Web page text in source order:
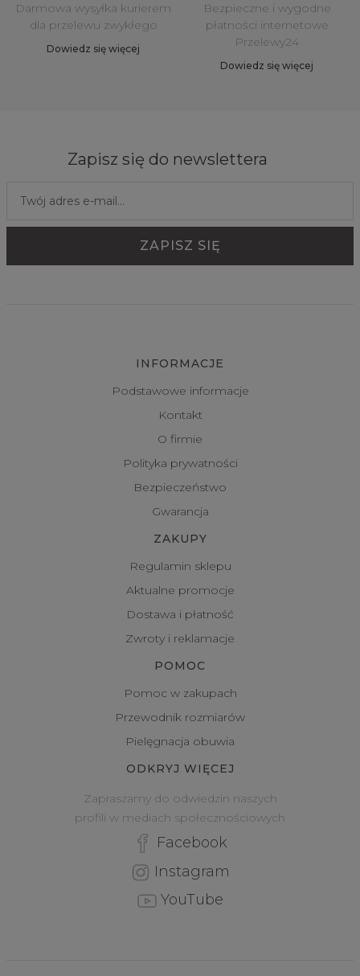
Darmowa wysyłka kurierem
dla przelewu zwykłego
Dowiedz się więcej
Bezpieczne i wygodne
płatności internetowe
Przelewy24
Dowiedz się więcej
Zapisz się do newslettera
INFORMACJE
Podstawowe informacje
Kontakt
O firmie
Polityka prywatności
Bezpieczeństwo
Gwarancja
ZAKUPY
Regulamin sklepu
Aktualne promocje
Dostawa i płatność
Zwroty i reklamacje
POMOC
Pomoc w zakupach
Przewodnik rozmiarów
Pielęgnacja obuwia
ODKRYJ WIĘCEJ
Zapraszamy do odwiedzin naszych
profili w mediach społecznościowych
Facebook
Instagram
YouTube